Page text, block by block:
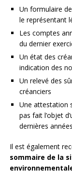
Un formulaire
le représentant
Les comptes
du dernier
Un état des
indication des
Un relevé des
créanciers
Une attestation
pas fait l’objet
dernières années
Il est également
sommaire de la